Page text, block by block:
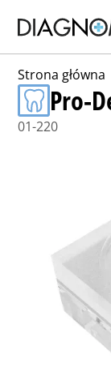
Strona główna
Pro-
01-220